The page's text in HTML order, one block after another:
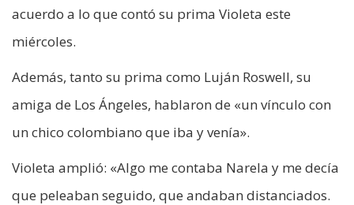
acuerdo a lo que contó su prima Violeta este
miércoles.
Además, tanto su prima como Luján Roswell, su
amiga de Los Ángeles, hablaron de «un vínculo con
un chico colombiano que iba y venía».
Violeta amplió: «Algo me contaba Narela y me decía
que peleaban seguido, que andaban distanciados.